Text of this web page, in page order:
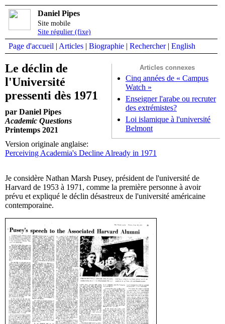
Daniel Pipes
Site mobile
Site régulier (fixe)
Page d'accueil | Articles | Biographie | Rechercher| English
Articles connexes
Cinq années de « Campus
Watch »
Enseigner l'arabe ou recruter
des extrémistes?
Loi islamique à l'université
Belmont
Le déclin de
l'Université
pressenti dès 1971
par Daniel Pipes
Academic Questions
Printemps 2021
Version originale anglaise:
Perceiving Academia's Decline Already in 1971
Je considère Nathan Marsh Pusey, président de l'université de
Harvard de 1953 à 1971, comme la première personne à avoir
prévu et expliqué le déclin désastreux de l'université américaine
contemporaine.